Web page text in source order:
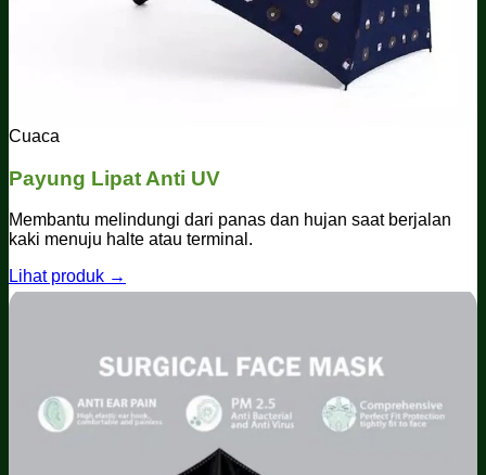
Cuaca
Payung Lipat Anti UV
Membantu melindungi dari panas dan hujan saat berjalan
kaki menuju halte atau terminal.
Lihat produk →